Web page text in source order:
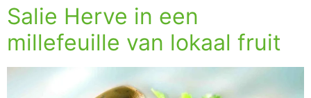
Salie Herve in een
millefeuille van lokaal fruit